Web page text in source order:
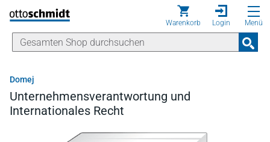
Direkt zum Inhalt
Warenkorb Login Menü
Domej
Unternehmensverantwortung und
Internationales Recht